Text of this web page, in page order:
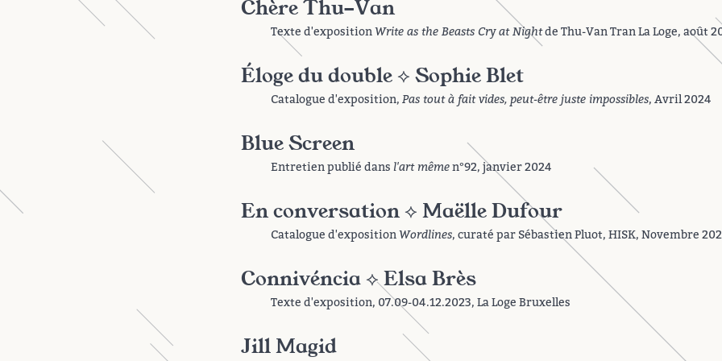
Chère Thu-Van
Texte d'exposition Write as the Beasts Cry at Nightde Thu-Van Tran La Loge, août
Éloge du double ⟡ Sophie Blet
Catalogue d'exposition, Pas tout à fait vides, peut-être juste impossibles, Avril 2024
Blue Screen
Entretien publié dans l'art mêmen°92, janvier 2024
En conversation ⟡ Maëlle Dufour
Catalogue d'exposition Wordlines, curaté par Sébastien Pluot, HISK, Novembre
Connivéncia ⟡ Elsa Brès
Texte d'exposition, 07.09-04.12.2023, La Loge Bruxelles
Jill Magid